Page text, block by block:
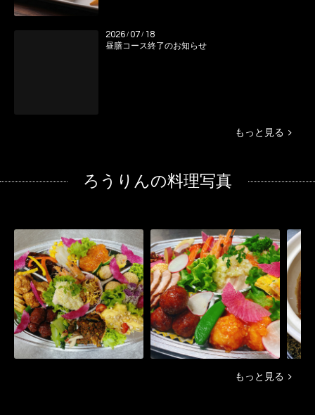
2026 / 07 / 18
昼膳コース終了のお知らせ
もっと見る
ろうりんの料理写真
もっと見る